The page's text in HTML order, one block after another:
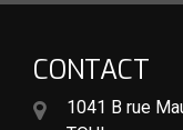
CONTACT
1041 B rue